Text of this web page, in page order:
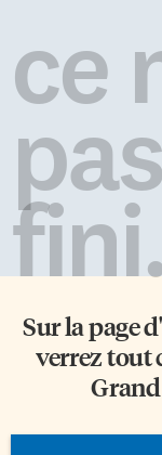
ce
pas
Sur la page
verrez tout